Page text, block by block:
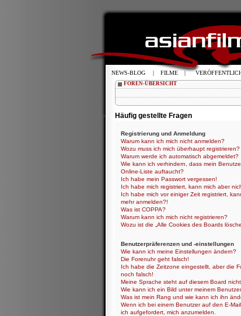
FOREN-ÜBERSICHT
Häufig gestellte Fragen
Registrierung und Anmeldung
Warum kann ich mich nicht anmelden?
Wozu muss ich mich überhaupt registrieren?
Warum werde ich automatisch abgemeldet?
Wie kann ich verhindern, dass mein
Online-Liste auftaucht?
Ich habe mein Passwort vergessen!
Ich habe mich registriert, kann mich aber
Ich habe mich vor einiger Zeit registriert,
mehr anmelden?!
Was ist COPPA?
Warum kann ich mich nicht registrieren?
Wozu ist die „Alle Cookies des Boards
Benutzerpräferenzen und -einstellungen
Wie kann ich meine Einstellungen ändern?
Die Forenuhr geht falsch!
Ich habe die Zeitzone eingestellt, aber die
noch falsch!
Meine Sprache steht auf diesem Board
Wie kann ich ein Bild unter meinem
Was ist mein Rang und wie kann ich ihn
Wenn ich bei einem Benutzer auf den E-
ich aufgefordert, mich anzumelden.
NEWS-BLOG | FILME |